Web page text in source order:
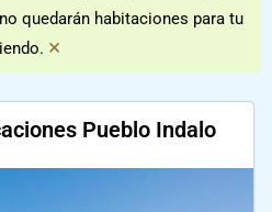
quedarán habitaciones para tu
×
Pueblo Indalo